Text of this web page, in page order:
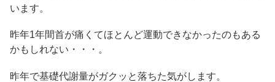
います。
昨年1年間首が痛くてほとんど運動できなかったのもある
かもしれない・・・。
昨年で基礎代謝量がガクッと落ちた気がします。